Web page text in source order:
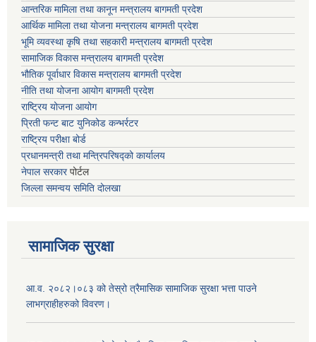
आन्तरिक मामिला तथा कानून मन्त्रालय बागमती प्रदेश
आर्थिक मामिला तथा योजना मन्त्रालय बागमती प्रदेश
भूमि व्यवस्था कृषि तथा सहकारी मन्त्रालय बागमती प्रदेश
सामाजिक विकास मन्त्रालय बागमती प्रदेश
भौतिक पूर्वाधार विकास मन्त्रालय बागमती प्रदेश
नीति तथा योजना आयोग बागमती प्रदेश
राष्ट्रिय योजना आयोग
प्रिती फन्ट बाट युनिकोड कन्भर्रटर
राष्ट्रिय परीक्षा बोर्ड
प्रधानमन्त्री तथा मन्त्रिपरिषद्को कार्यालय
नेपाल सरकारपोर्टल
जिल्ला समन्वय समिति दोलखा
सामाजिक सुरक्षा
आ.व. २०८२।०८३ को तेस्रो त्रैमासिक सामाजिक सुरक्षा भत्ता पाउने
लाभग्राहीहरुको विवरण।